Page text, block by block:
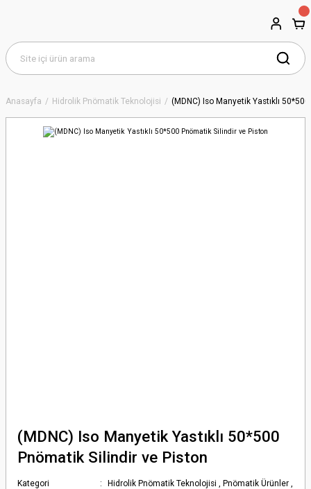
Anasayfa Hidrolik Pnömatik Teknolojisi (MDNC) Iso Manyetik Yastıklı
(MDNC) Iso Manyetik Yastıklı 50*500
Pnömatik Silindir ve Piston
Kategori Hidrolik Pnömatik Teknolojisi , Pnömatik Ürünler ,